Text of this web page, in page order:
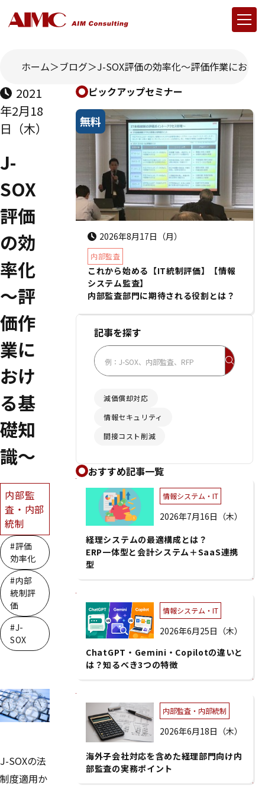
ホーム ブログ J-SOX評価の効率化～評価作業におけ
2021
年2月18
日（木）
J-
SOX
評価
の効
率化
～評
価作
業に
おけ
る基
礎知
識～
内部監
査・内部
統制
#評価
効率化
#内部
統制評
価
#J-
SOX
J-SOXの法
制度適用か
ピックアップセミナー
無料
2026年8月17日（月）
内部監査
これから始める【IT統制評価】【情報
システム監査】
内部監査部門に期待される役割とは？
記事を探す
減価償却対応
情報セキュリティ
間接コスト削減
おすすめ記事一覧
情報システム・IT
2026年7月16日（木）
経理システムの最適構成とは？
ERP一体型と会計システム＋SaaS連携
型
情報システム・IT
2026年6月25日（木）
ChatGPT・Gemini・Copilotの違いと
は？知るべき3つの特徴
内部監査・内部統制
2026年6月18日（木）
海外子会社対応を含めた経理部門向け内
部監査の実務ポイント